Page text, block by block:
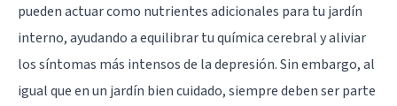
pueden actuar como nutrientes adicionales para tu jardín
interno, ayudando a equilibrar tu química cerebral y aliviar
los síntomas más intensos de la depresión. Sin embargo, al
igual que en un jardín bien cuidado, siempre deben ser parte